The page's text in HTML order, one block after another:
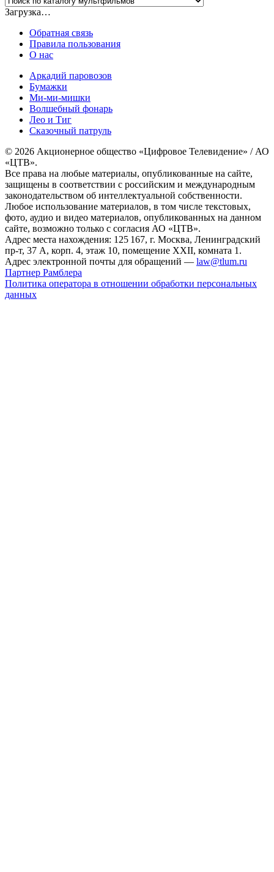
Загрузка…
Обратная связь
Правила пользования
О нас
Аркадий паровозов
Бумажки
Ми-ми-мишки
Волшебный фонарь
Лео и Тиг
Сказочный патруль
© 2026 Акционерное общество «Цифровое Телевидение» / АО
«ЦТВ».
Все права на любые материалы, опубликованные на сайте,
защищены в соответствии с российским и международным
законодательством об интеллектуальной собственности.
Любое использование материалов, в том числе текстовых,
фото, аудио и видео материалов, опубликованных на данном
сайте, возможно только с согласия АО «ЦТВ».
Адрес места нахождения: 125 167, г. Москва, Ленинградский
пр-т, 37 А, корп. 4, этаж 10, помещение XXII, комната 1.
Адрес электронной почты для обращений — law@tlum.ru
Партнер Рамблера
Политика оператора в отношении обработки персональных
данных